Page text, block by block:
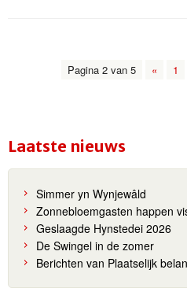
Pagina 2 van 5 « 1
Laatste nieuws
Simmer yn Wynjewâld
Zonnebloemgasten happen
Geslaagde Hynstedei 2026
De Swingel in de zomer
Berichten van Plaatselijk